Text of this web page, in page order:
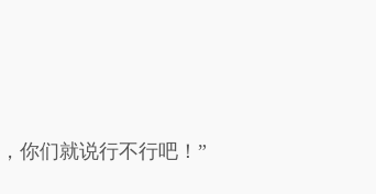
你们就说行不行吧！”